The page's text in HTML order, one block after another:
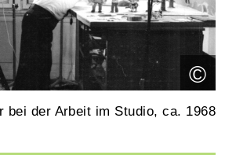
©
bei der Arbeit im Studio, ca. 1968